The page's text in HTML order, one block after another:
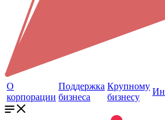
О
корпорации
Поддержка
бизнеса
Крупному
бизнесу